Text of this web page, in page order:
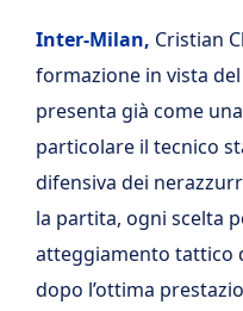
Inter-Milan, Cristian
formazione in vista
presenta già come
particolare il tecnico
difensiva dei
la partita, ogni scelta
atteggiamento tattico
dopo l’ottima